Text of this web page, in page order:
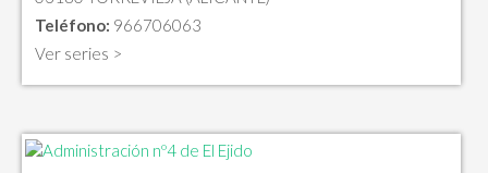
Teléfono: 966706063
Ver series >